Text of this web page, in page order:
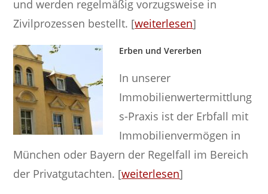
und werden regelmäßig vorzugsweise in
Zivilprozessen bestellt. [weiterlesen]
Erben und Vererben
In unserer
Immobilienwertermittlung
s-Praxis ist der Erbfall mit
Immobilienvermögen in
München oder Bayern der Regelfall im Bereich
der Privatgutachten. [weiterlesen]